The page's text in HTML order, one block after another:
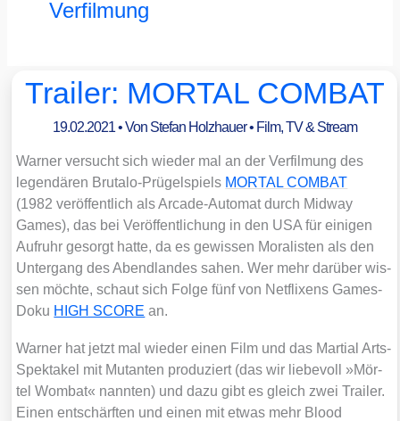
Verfilmung
Trailer: MORTAL COMBAT
19.02.2021• Von Stefan Holzhauer• Film, TV & Stream
War­ner ver­sucht sich wie­der mal an der Ver­fil­mung des
legen­dä­ren Bru­ta­lo-Prü­gel­spiels MORTAL COMBAT
(1982 ver­öf­fent­lich als Arca­de-Auto­mat durch Mid­way
Games), das bei Ver­öf­fent­li­chung in den USA für eini­gen
Auf­ruhr gesorgt hat­te, da es gewis­sen Mora­lis­ten als den
Unter­gang des Abend­lan­des sahen. Wer mehr dar­über wis­
sen möch­te, schaut sich Fol­ge fünf von Net­fli­xens Games-
Doku HIGH SCORE an.
War­ner hat jetzt mal wie­der einen Film und das Mar­ti­al Arts-
Spek­ta­kel mit Mutan­ten pro­du­ziert (das wir lie­be­voll »Mör­
tel Wom­bat« nann­ten) und dazu gibt es gleich zwei Trai­ler.
Einen ent­schärf­ten und einen mit etwas mehr Blood